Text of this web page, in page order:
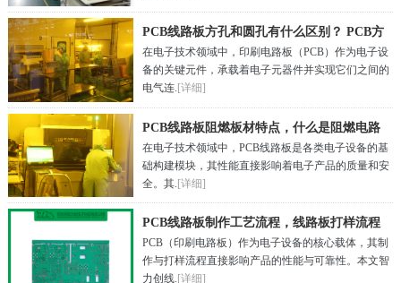
PCB线路板方孔和圆孔有什么区别？ PCB方
孔板制作
在电子技术领域中，印刷电路板（PCB）作为电子设
备的关键元件，承载着电子元器件并实现它们之间的
电气连. [详细]
PCB线路板阻燃板材特点，什么是阻燃电路
板
在电子技术领域中，PCB线路板是各类电子设备的基
础构建模块，其性能直接影响着电子产品的质量和安
全。其. [详细]
PCB线路板制作工艺流程，线路板打样流程
PCB（印刷电路板）作为电子设备的核心载体，其制
作与打样流程直接影响产品的性能与可靠性。本文智
力创线. [详细]